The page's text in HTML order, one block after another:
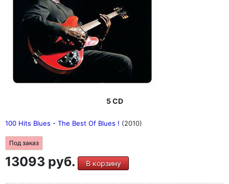
5 CD
100 Hits Blues - The Best Of Blues ! (2010)
Под заказ
13093 руб. В корзину